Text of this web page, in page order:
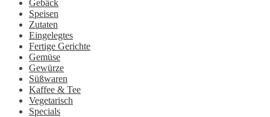
Gebäck
Speisen
Zutaten
Eingelegtes
Fertige Gerichte
Gemüse
Gewürze
Süßwaren
Kaffee & Tee
Vegetarisch
Specials